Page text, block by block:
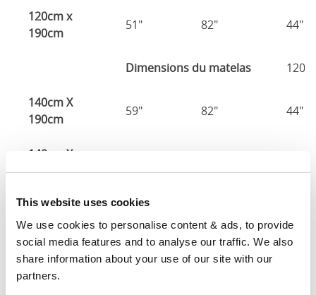
This website uses cookies
We use cookies to personalise content & ads, to provide
social media features and to analyse our traffic. We also
share information about your use of our site with our
partners.
120cm x
190cm
51" 82" 44"
Dimensions du matelas
140cm X
190cm
59" 82" 44"
140cm X
200cm
160cm X
200cm
180cm x
200cm
75" 86"